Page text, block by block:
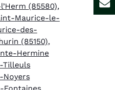
(85580),
Maurice-le-
des-
(85150),
Hermine
Tilleuls